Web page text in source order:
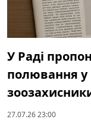
У Раді
полювання у
27.07.26 23:00